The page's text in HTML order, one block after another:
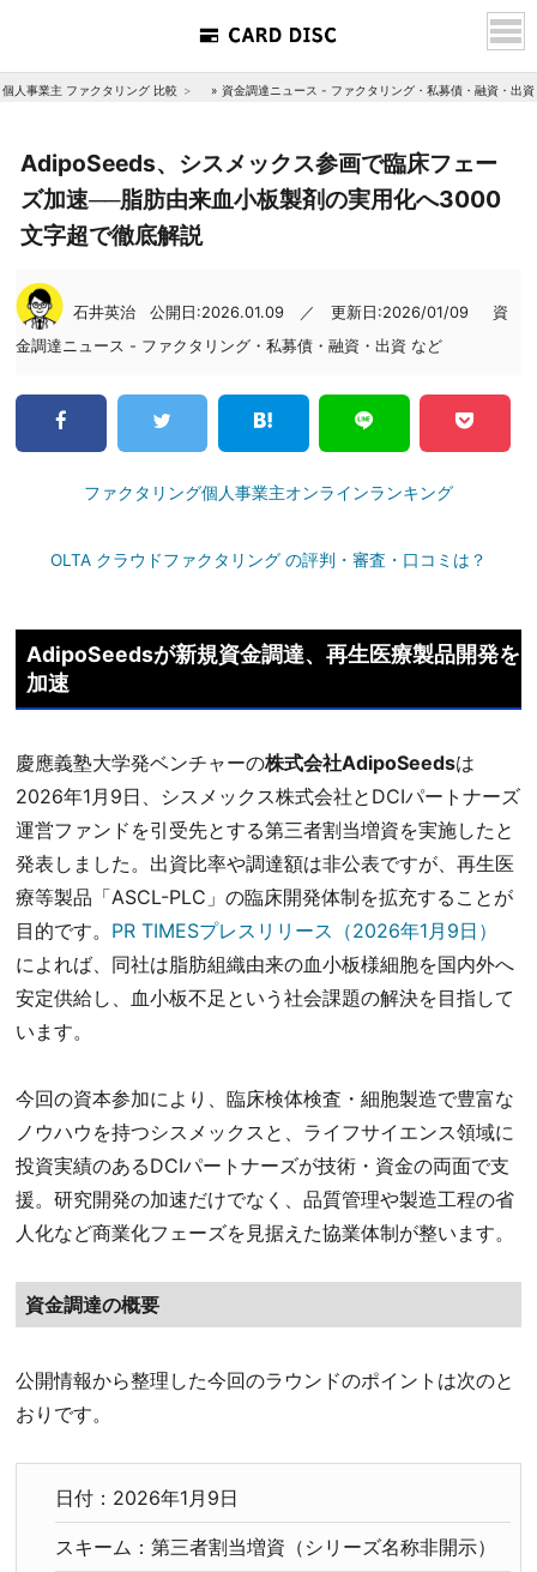
個人事業主 ファクタリング 比較 » 資金調達ニュース - ファクタリング・私募債・融資・出
AdipoSeeds、シスメックス参画で臨床フェー
ズ加速──脂肪由来血小板製剤の実用化へ3000
文字超で徹底解説
石井英治 公開日:2026.01.09 ／ 更新日:2026/01/09
資
金調達ニュース - ファクタリング・私募債・融資・出資 など
ファクタリング個人事業主オンラインランキング
OLTA クラウドファクタリング の評判・審査・口コミは？
AdipoSeedsが新規資金調達、再生医療製品開発を
加速
慶應義塾大学発ベンチャーの株式会社AdipoSeedsは
2026年1月9日、シスメックス株式会社とDCIパートナーズ
運営ファンドを引受先とする第三者割当増資を実施したと
発表しました。出資比率や調達額は非公表ですが、再生医
療等製品「ASCL-PLC」の臨床開発体制を拡充することが
目的です。 PR TIMESプレスリリース（2026年1月9日）
によれば、同社は脂肪組織由来の血小板様細胞を国内外へ
安定供給し、血小板不足という社会課題の解決を目指して
います。
今回の資本参加により、臨床検体検査・細胞製造で豊富な
ノウハウを持つシスメックスと、ライフサイエンス領域に
投資実績のあるDCIパートナーズが技術・資金の両面で支
援。研究開発の加速だけでなく、品質管理や製造工程の省
人化など商業化フェーズを見据えた協業体制が整います。
資金調達の概要
公開情報から整理した今回のラウンドのポイントは次のと
おりです。
日付：2026年1月9日
スキーム：第三者割当増資（シリーズ名称非開示）